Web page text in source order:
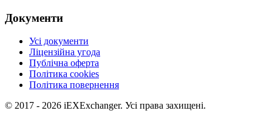
Документи
Усі документи
Ліцензійна угода
Публічна оферта
Політика cookies
Політика повернення
© 2017 - 2026 iEXExchanger. Усі права захищені.